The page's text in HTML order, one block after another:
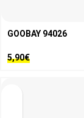
GOOBAY 94026
5,90€